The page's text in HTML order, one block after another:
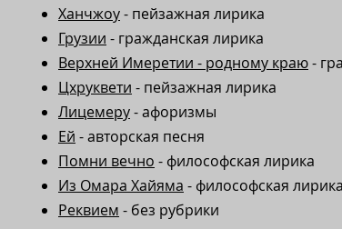
Ханчжоу- пейзажная лирика
Грузии - гражданская лирика
Верхней Имеретии - pодному краю-
Цхруквети - пейзажная лирика
Лицемеру- афоризмы
Ей - авторская песня
Помни вечно - философская лирика
Из Омара Хайяма - философская лирика
Реквием - без рубрики